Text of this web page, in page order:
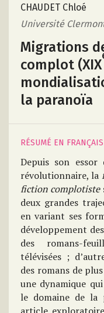
CHAUDET Chloé
Université
Migrations
complot (XIX
la paranoïa
RÉSUMÉ EN FRANÇAIS
Depuis son essor
révolutionnaire, la
fiction complotiste
deux grandes
en variant ses
développement
des romans-
télévisées ;
des romans de
une dynamique
le domaine de la